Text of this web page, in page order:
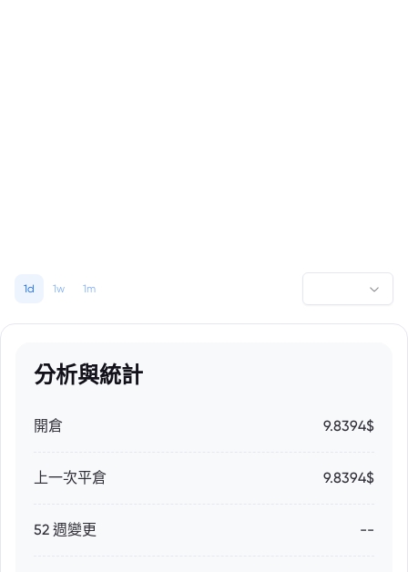
1d 1w 1m
分析與統計
開倉 9.8394$
上一次平倉 9.8394$
52 週變更 --